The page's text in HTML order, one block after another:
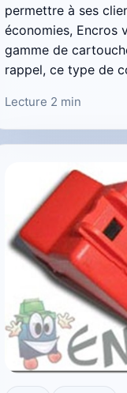
permettre à ses
économies, Encros
gamme de
rappel, ce type de
Lecture 2 min